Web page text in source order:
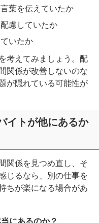
葉を伝えていたか
慮していたか
いたか
考えてみましょう。配
関係が改善しないのな
が隠れている可能性が
イトが他にあるか
関係を見つめ直し、そ
じるなら、別の仕事を
ちが楽になる場合があ
にあるのか？